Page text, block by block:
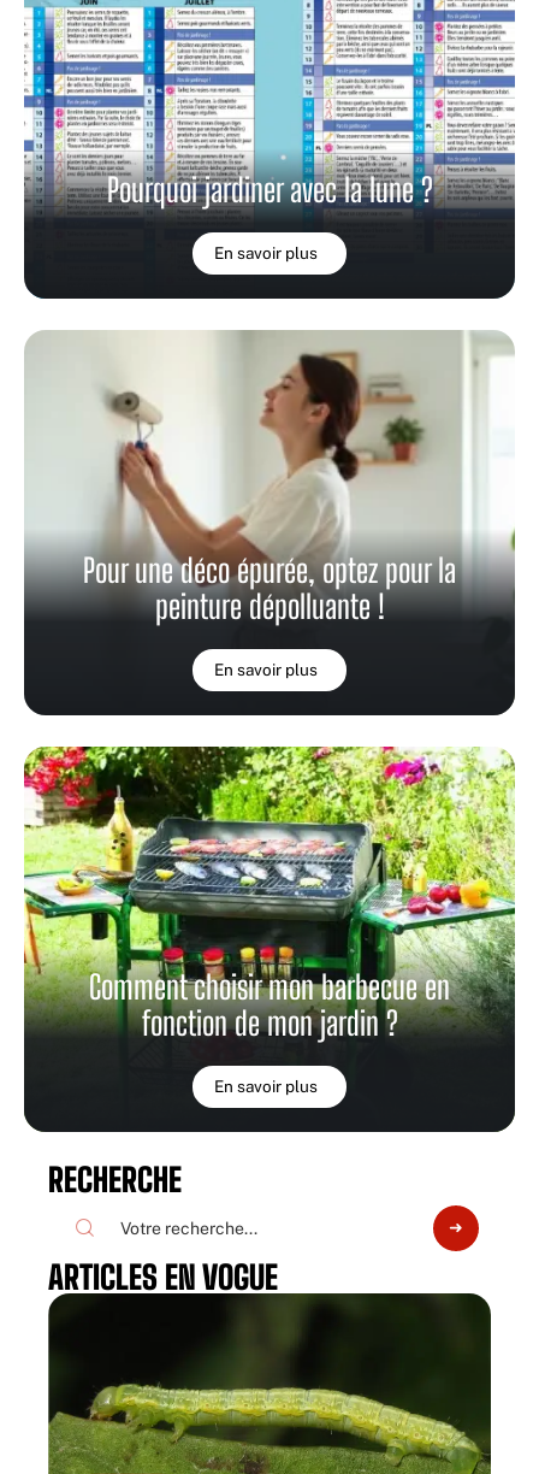
Pourquoi jardiner avec la lune ?
En savoir plus
Pour une déco épurée, optez pour la
peinture dépolluante !
En savoir plus
Comment choisir mon barbecue en
fonction de mon jardin ?
En savoir plus
RECHERCHE
ARTICLES EN VOGUE